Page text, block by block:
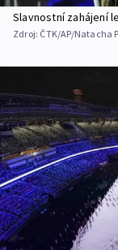
Slavnostní zahájení
Zdroj: ČTK/AP/Natacha